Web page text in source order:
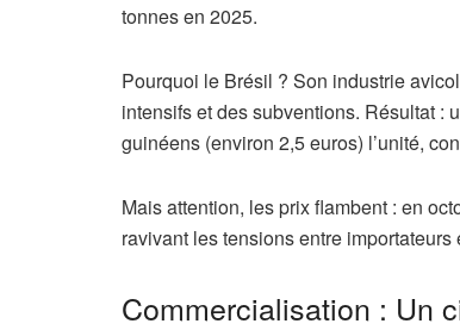
tonnes en 2025.
Pourquoi le Brésil ? Son industrie
intensifs et des subventions. Résultat :
guinéens (environ 2,5 euros) l’unité,
Mais attention, les prix flambent : en
ravivant les tensions entre importateurs
Commercialisation : Un